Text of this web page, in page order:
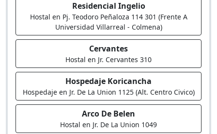
Residencial Ingelio
Hostal en Pj. Teodoro Peñaloza 114 301 (Frente A
Universidad Villarreal - Colmena)
Cervantes
Hostal en Jr. Cervantes 310
Hospedaje Koricancha
Hospedaje en Jr. De La Union 1125 (Alt. Centro Civico)
Arco De Belen
Hostal en Jr. De La Union 1049